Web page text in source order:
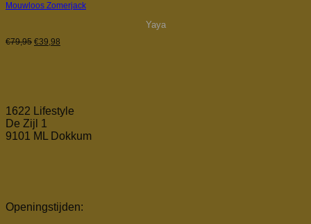
Mouwloos Zomerjack
Yaya
€79,95 Oorspronkelijke
€39,98
1622 Lifestyle
De Zijl 1
9101 ML Dokkum
Openingstijden: